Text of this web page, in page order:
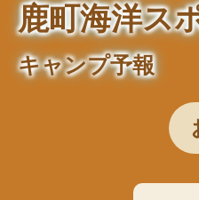
鹿町海洋ス
キャンプ予報